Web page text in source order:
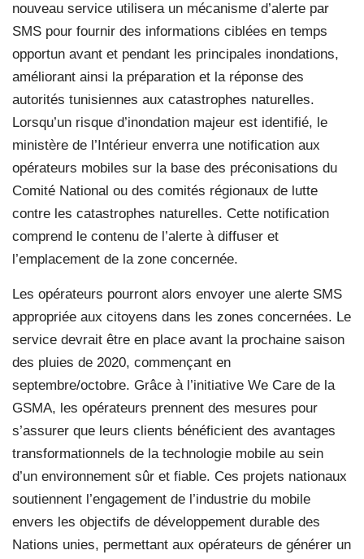
nouveau service utilisera un mécanisme d’alerte par
SMS pour fournir des informations ciblées en temps
opportun avant et pendant les principales inondations,
améliorant ainsi la préparation et la réponse des
autorités tunisiennes aux catastrophes naturelles.
Lorsqu’un risque d’inondation majeur est identifié, le
ministère de l’Intérieur enverra une notification aux
opérateurs mobiles sur la base des préconisations du
Comité National ou des comités régionaux de lutte
contre les catastrophes naturelles. Cette notification
comprend le contenu de l’alerte à diffuser et
l’emplacement de la zone concernée.
Les opérateurs pourront alors envoyer une alerte SMS
appropriée aux citoyens dans les zones concernées. Le
service devrait être en place avant la prochaine saison
des pluies de 2020, commençant en
septembre/octobre. Grâce à l’initiative We Care de la
GSMA, les opérateurs prennent des mesures pour
s’assurer que leurs clients bénéficient des avantages
transformationnels de la technologie mobile au sein
d’un environnement sûr et fiable. Ces projets nationaux
soutiennent l’engagement de l’industrie du mobile
envers les objectifs de développement durable des
Nations unies, permettant aux opérateurs de générer un